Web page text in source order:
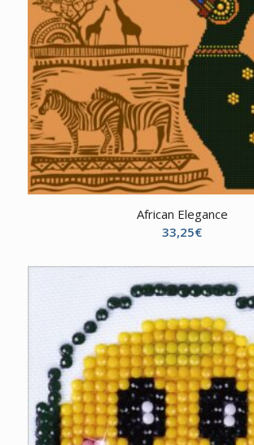
African Elegance
33,25€